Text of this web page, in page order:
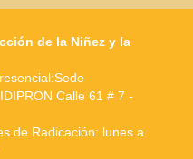
de la Niñez y la
Calle 61 # 7 -
de Radicación: lunes a